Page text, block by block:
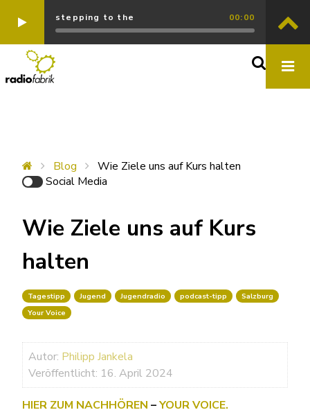
stepping to the 00:00
Blog
Wie Ziele uns auf Kurs halten
Social Media
Wie Ziele uns auf Kurs
halten
Tagestipp Jugend Jugendradio podcast-tipp
Salzburg
Your Voice
Autor: Philipp Jankela
Veröffentlicht: 16. April 2024
HIER ZUM NACHHÖREN –YOUR VOICE.